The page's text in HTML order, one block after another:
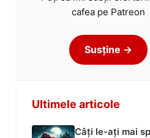
cafea pe Patreon
Susține →
Ultimele articole
Câți le-ați mai